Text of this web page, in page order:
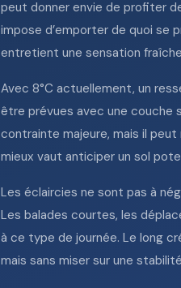
peut donner envie de profiter
impose d’emporter de quoi se
entretient une sensation
Avec 8°C actuellement, un
être prévues avec une couche
contrainte majeure, mais il
mieux vaut anticiper un sol
Les éclaircies ne sont pas à
Les balades courtes, les
à ce type de journée. Le long
mais sans miser sur une